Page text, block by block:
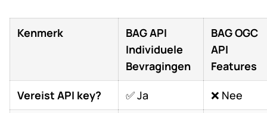
Kenmerk
BAG API
Individuele
Bevragingen
BAG OGC
API
Features
Vereist API key? ✅ Ja ❌ Nee